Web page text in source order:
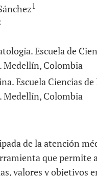
1
Escuela de
Colombia
Escuela Ciencias
Colombia
de la atención
que permite
valores y objetivos